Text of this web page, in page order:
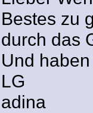
Bestes zu
durch das
Und
LG
adina